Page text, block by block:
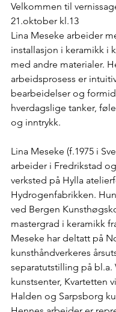
Velkommen til
21.oktober kl.13
Lina Meseke arbeider
installasjon i keramikk i
med andre materialer.
arbeidsprosess er
bearbeidelser og
hverdagslige tanker,
og inntrykk.
Lina Meseke (f.1975 i
arbeider i Fredrikstad
verksted på Hylla
Hydrogenfabrikken.
ved Bergen
mastergrad i keramikk
Meseke har deltatt på
kunsthåndverkeres
separatutstilling på bl.a.
kunstsenter, Kvartetten
Halden og Sarpsborg